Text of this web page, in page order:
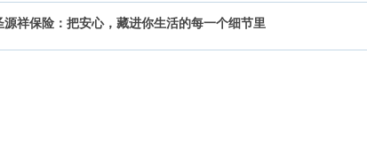
祥保险：把安心，藏进你生活的每一个细节里